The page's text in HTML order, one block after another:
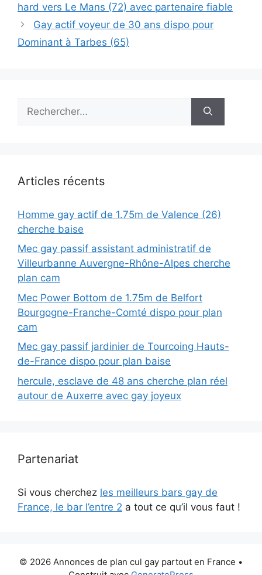
hard vers Le Mans (72) avec partenaire fiable
Gay actif voyeur de 30 ans dispo pour
Dominant à Tarbes (65)
Articles récents
Homme gay actif de 1.75m de Valence (26)
cherche baise
Mec gay passif assistant administratif de
Villeurbanne Auvergne-Rhône-Alpes cherche
plan cam
Mec Power Bottom de 1.75m de Belfort
Bourgogne-Franche-Comté dispo pour plan
cam
Mec gay passif jardinier de Tourcoing Hauts-
de-France dispo pour plan baise
hercule, esclave de 48 ans cherche plan réel
autour de Auxerre avec gay joyeux
Partenariat
Si vous cherchez les meilleurs bars gay de
France, le bar l’entre 2 a tout ce qu’il vous faut !
© 2026 Annonces de plan cul gay partout en France •